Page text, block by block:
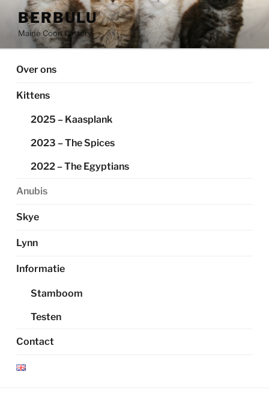
inhoud
BERBULU
Maine Coon Cattery
Over ons
Kittens
2025 – Kaasplank
2023 – The Spices
2022 – The Egyptians
Anubis
Skye
Lynn
Informatie
Stamboom
Testen
Contact